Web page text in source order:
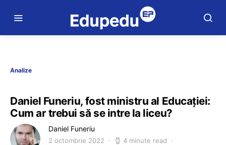
Analize
Daniel Funeriu, fost ministru al Educației:
Cum ar trebui să se intre la liceu?
Daniel Funeriu
2 octombrie 2022 4 minute read